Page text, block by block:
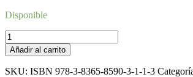
Disponible
Citrus.
A
World
History
Añadir al carrito
SKU: ISBN 978-3-8365-8590-3-1-1-3